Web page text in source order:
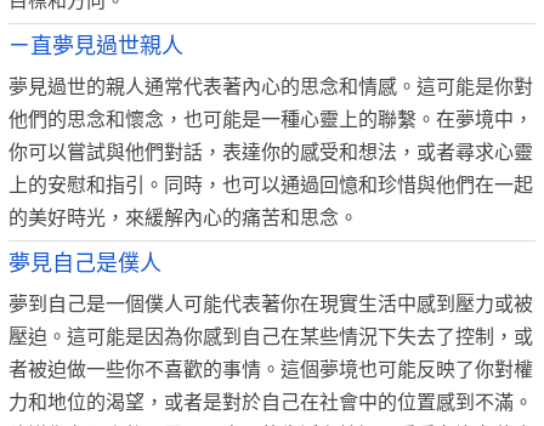
ㄧ直夢見過世親人
夢見過世的親人通常代表著內心的思念和情感。這可能是你對
他們的思念和懷念，也可能是一種心靈上的聯繫。在夢境中，
你可以嘗試與他們對話，表達你的感受和想法，或者尋求心靈
上的安慰和指引。同時，也可以通過回憶和珍惜與他們在一起
的美好時光，來緩解內心的痛苦和思念。
夢見自己是僕人
夢到自己是一個僕人可能代表著你在現實生活中感到壓力或被
壓迫。這可能是因為你感到自己在某些情況下失去了控制，或
者被迫做一些你不喜歡的事情。這個夢境也可能反映了你對權
力和地位的渴望，或者是對於自己在社會中的位置感到不滿。